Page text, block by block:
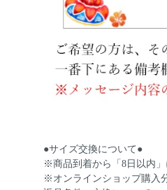
●サイズ交換について●
※商品到着から「8日以内」
※オンラインショップ購入